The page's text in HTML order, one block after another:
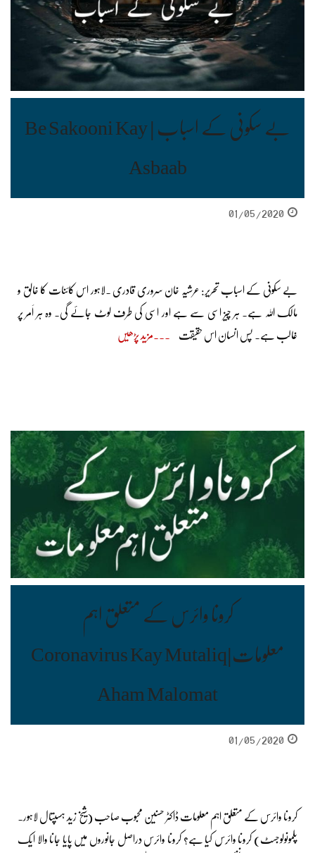
بے سکونی کے اسباب | Be Sakooni Kay
Asbaab
01/05/2020
بے سکونی کے اسباب تحریر: عرشیہ خان سروری قادری ۔لاہور اس کائنات کا خالق و
مالک اللہ ہے۔ ہر چیز اسی سے ہے اور اسی کی طرف لوٹ جائے گی۔ وہ ہر اَمر پر
غالب ہے۔ پس انسان اس حقیقت مزید پڑھیں
کرونا وائرس کے متعلق اہم
معلومات|Coronavirus Kay Mutaliq
Aham Malomat
01/05/2020
کرونا وائرس کے متعلق اہم معلومات ڈاکٹر حسنین محبوب صاحب (شیخ زید ہسپتال لاہور۔
پلمونولوجسٹ) کرونا وائرس کیا ہے؟ کرونا وائرس دراصل جانوروں میں پایا جانا والا ایک